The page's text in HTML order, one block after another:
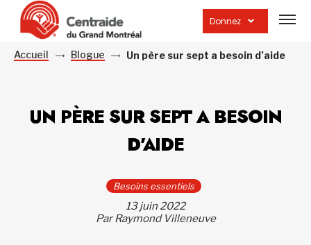
Donnez
la
Accueil Blogue Un père sur sept a besoin d’aide
UN PÈRE SUR SEPT A BESOIN
D’AIDE
Besoins essentiels
13 juin 2022
Par Raymond Villeneuve